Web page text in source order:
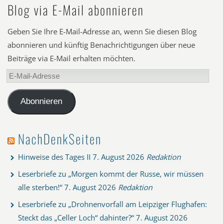
Blog via E-Mail abonnieren
Geben Sie Ihre E-Mail-Adresse an, wenn Sie diesen Blog
abonnieren und künftig Benachrichtigungen über neue
Beiträge via E-Mail erhalten möchten.
E-
Mail-
AdresseAbonnieren
NachDenkSeiten
Hinweise des Tages II 7. August 2026 Redaktion
Leserbriefe zu „Morgen kommt der Russe, wir müssen
alle sterben!“ 7. August 2026 Redaktion
Leserbriefe zu „Drohnenvorfall am Leipziger Flughafen:
Steckt das „Celler Loch“ dahinter?“ 7. August 2026